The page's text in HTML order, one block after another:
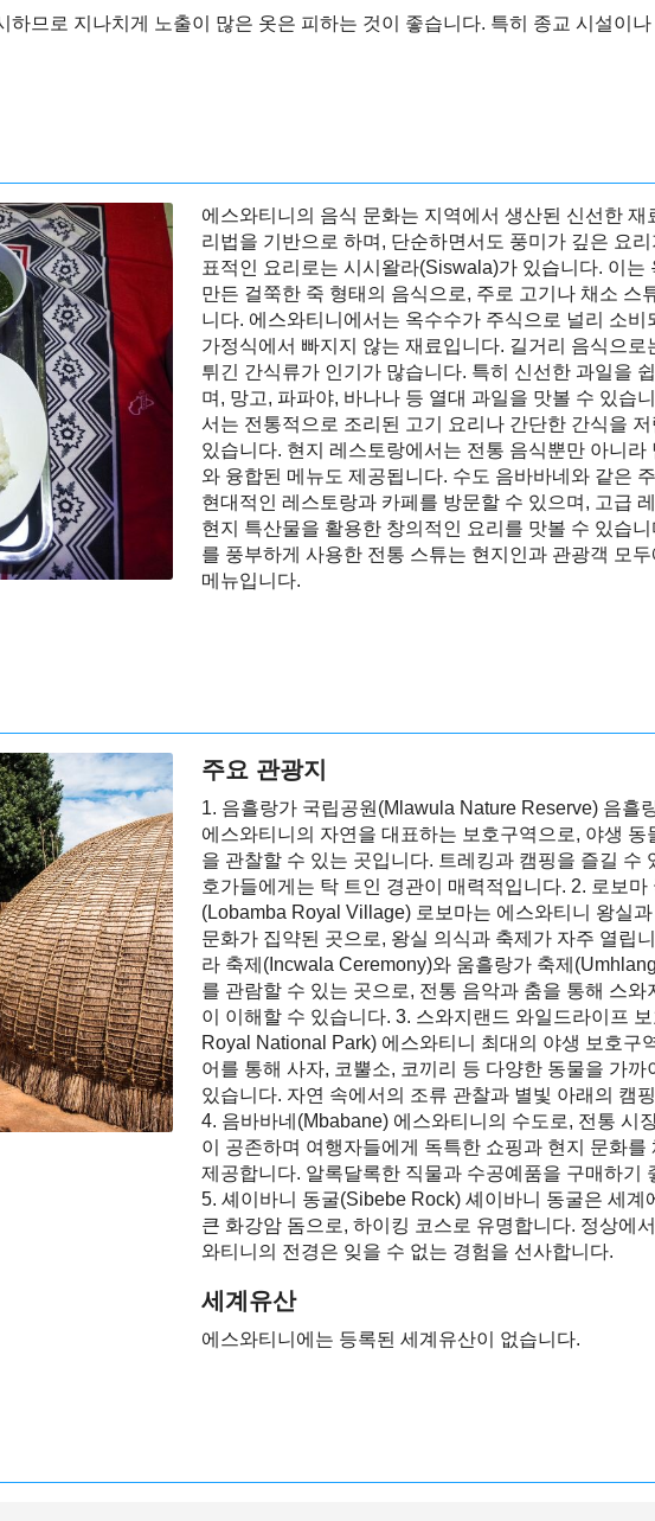
므로 지나치게 노출이 많은 옷은 피하는 것이 좋습니다. 특히 종교 시설이
에스와티니의 음식 문화는 지역에서 생산된 신선한 재
리법을 기반으로 하며, 단순하면서도 풍미가 깊은 요리
표적인 요리로는 시시왈라(Siswala)가 있습니다. 이는
만든 걸쭉한 죽 형태의 음식으로, 주로 고기나 채소 스
니다. 에스와티니에서는 옥수수가 주식으로 널리 소비
가정식에서 빠지지 않는 재료입니다. 길거리 음식으로
튀긴 간식류가 인기가 많습니다. 특히 신선한 과일을
며, 망고, 파파야, 바나나 등 열대 과일을 맛볼 수 있습
서는 전통적으로 조리된 고기 요리나 간단한 간식을
있습니다. 현지 레스토랑에서는 전통 음식뿐만 아니라
와 융합된 메뉴도 제공됩니다. 수도 음바바네와 같은
현대적인 레스토랑과 카페를 방문할 수 있으며, 고급
현지 특산물을 활용한 창의적인 요리를 맛볼 수 있습
를 풍부하게 사용한 전통 스튜는 현지인과 관광객 모
메뉴입니다.
주요 관광지
1. 음흘랑가 국립공원(Mlawula Nature Reserve) 음흘
에스와티니의 자연을 대표하는 보호구역으로, 야생 동
을 관찰할 수 있는 곳입니다. 트레킹과 캠핑을 즐길 수
호가들에게는 탁 트인 경관이 매력적입니다. 2. 로보마
(Lobamba Royal Village) 로보마는 에스와티니 왕실
문화가 집약된 곳으로, 왕실 의식과 축제가 자주 열립
라 축제(Incwala Ceremony)와 움흘랑가 축제
를 관람할 수 있는 곳으로, 전통 음악과 춤을 통해 스와
이 이해할 수 있습니다. 3. 스와지랜드 와일드라이프
Royal National Park) 에스와티니 최대의 야생 보호구
어를 통해 사자, 코뿔소, 코끼리 등 다양한 동물을 가까
있습니다. 자연 속에서의 조류 관찰과 별빛 아래의 캠
4. 음바바네(Mbabane) 에스와티니의 수도로, 전통 시
이 공존하며 여행자들에게 독특한 쇼핑과 현지 문화를
제공합니다. 알록달록한 직물과 수공예품을 구매하기
5. 셰이바니 동굴(Sibebe Rock) 셰이바니 동굴은 세계
큰 화강암 돔으로, 하이킹 코스로 유명합니다. 정상에
와티니의 전경은 잊을 수 없는 경험을 선사합니다.
세계유산
에스와티니에는 등록된 세계유산이 없습니다.